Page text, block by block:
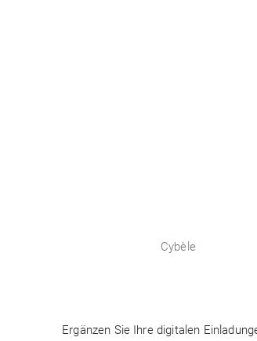
Cybèle
Ergänzen Sie Ihre digitalen